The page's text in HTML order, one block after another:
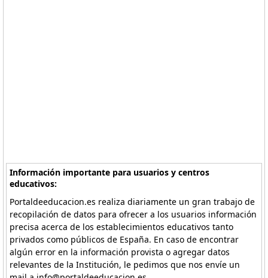
Información importante para usuarios y centros
educativos:
Portaldeeducacion.es realiza diariamente un gran trabajo de
recopilación de datos para ofrecer a los usuarios información
precisa acerca de los establecimientos educativos tanto
privados como públicos de España. En caso de encontrar
algún error en la información provista o agregar datos
relevantes de la Institución, le pedimos que nos envíe un